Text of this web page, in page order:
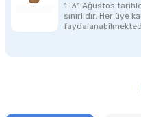
1-31 Ağustos
sınırlıdır. Her üye